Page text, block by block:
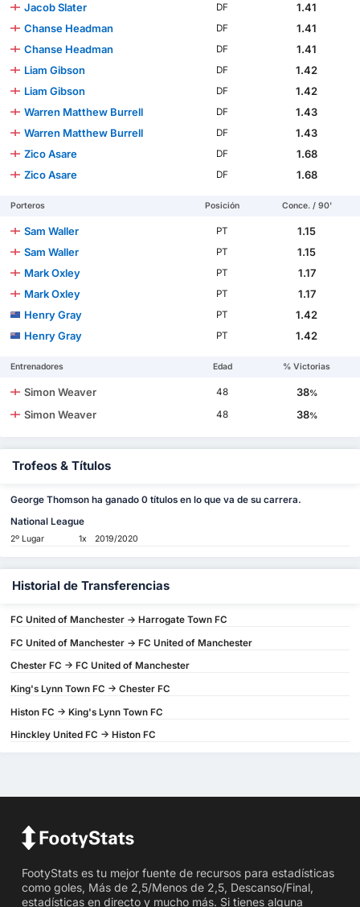
Jacob Slater
DF
1.41
Chanse Headman
DF
1.41
Chanse Headman
DF
1.41
Liam Gibson
DF
1.42
Liam Gibson
DF
1.42
Warren Matthew Burrell
DF
1.43
Warren Matthew Burrell
DF
1.43
Zico Asare
DF
1.68
Zico Asare
DF 1.68
Porteros Posición Conce. / 90'
Sam Waller PT
1.15
Sam Waller
PT
1.15
Mark Oxley
PT
1.17
Mark Oxley
PT
1.17
Henry Gray
PT
1.42
Henry Gray
PT 1.42
Entrenadores Edad % Victorias
Simon Weaver 48 38%
Simon Weaver 48 38%
Trofeos & Títulos
George Thomson ha ganado 0 títulos en lo que va de su carrera.
National League
2º Lugar 1x 2019/2020
Historial de Transferencias
FC United of Manchester -> Harrogate Town FC
FC United of Manchester -> FC United of Manchester
Chester FC -> FC United of Manchester
King's Lynn Town FC -> Chester FC
Histon FC -> King's Lynn Town FC
Hinckley United FC -> Histon FC
FootyStats es tu mejor fuente de recursos para estadísticas
como goles, Más de 2,5/Menos de 2,5, Descanso/Final,
estadísticas en directo y mucho más. Si tienes alguna